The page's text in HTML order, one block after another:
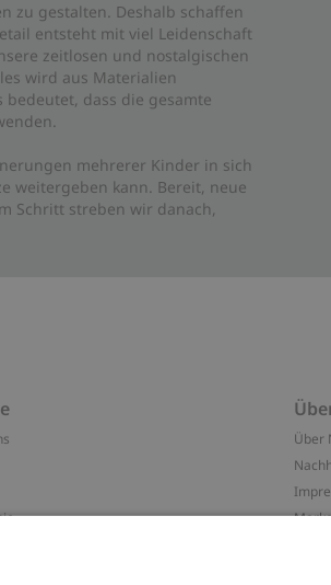
zu gestalten. Deshalb schaffen
entsteht mit viel Leidenschaft
zeitlosen und nostalgischen
wird aus Materialien
dass die gesamte
mehrerer Kinder in sich
weitergeben kann. Bereit, neue
Schritt streben wir danach,
Über